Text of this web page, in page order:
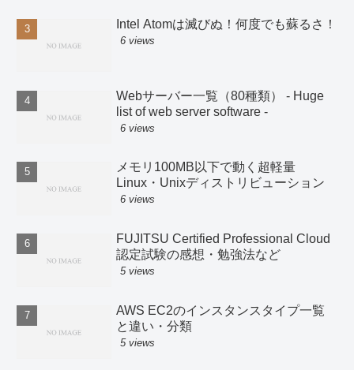
Intel Atomは滅びぬ！何度でも蘇るさ！
6 views
Webサーバー一覧（80種類） - Huge
list of web server software -
6 views
メモリ100MB以下で動く超軽量
Linux・Unixディストリビューション
6 views
FUJITSU Certified Professional Cloud
認定試験の感想・勉強法など
5 views
AWS EC2のインスタンスタイプ一覧
と違い・分類
5 views